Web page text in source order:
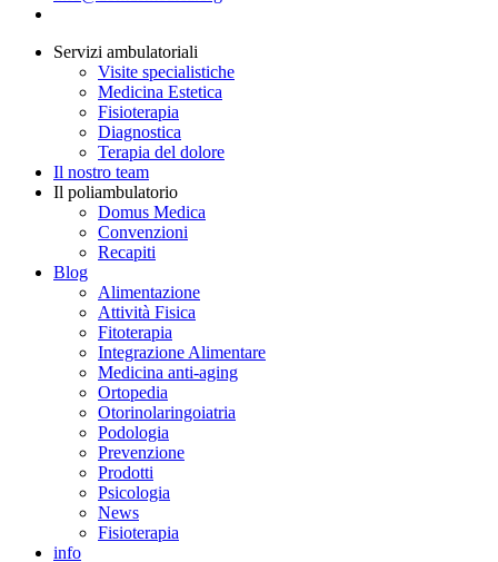
Servizi ambulatoriali
Visite specialistiche
Medicina Estetica
Fisioterapia
Diagnostica
Terapia del dolore
Il nostro team
Il poliambulatorio
Domus Medica
Convenzioni
Recapiti
Blog
Alimentazione
Attività Fisica
Fitoterapia
Integrazione Alimentare
Medicina anti-aging
Ortopedia
Otorinolaringoiatria
Podologia
Prevenzione
Prodotti
Psicologia
News
Fisioterapia
info